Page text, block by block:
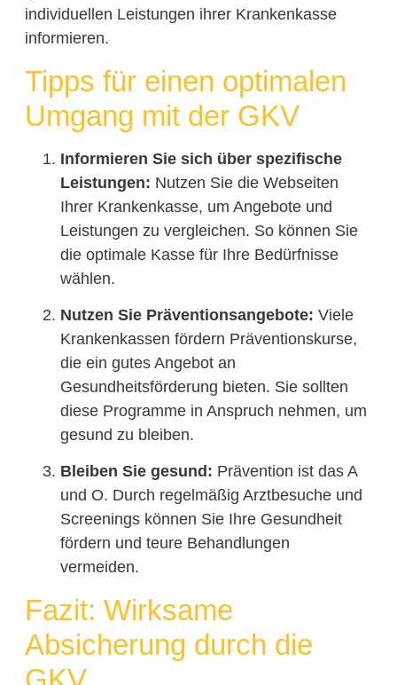
individuellen Leistungen ihrer Krankenkasse
informieren.
Tipps für einen optimalen
Umgang mit der GKV
Informieren Sie sich über spezifische
Leistungen: Nutzen Sie die Webseiten
Ihrer Krankenkasse, um Angebote und
Leistungen zu vergleichen. So können Sie
die optimale Kasse für Ihre Bedürfnisse
wählen.
Nutzen Sie Präventionsangebote: Viele
Krankenkassen fördern Präventionskurse,
die ein gutes Angebot an
Gesundheitsförderung bieten. Sie sollten
diese Programme in Anspruch nehmen, um
gesund zu bleiben.
Bleiben Sie gesund: Prävention ist das A
und O. Durch regelmäßig Arztbesuche und
Screenings können Sie Ihre Gesundheit
fördern und teure Behandlungen
vermeiden.
Fazit: Wirksame
Absicherung durch die